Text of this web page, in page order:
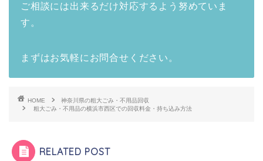
ご相談には出来るだけ対応するよう努めていま
す。
まずはお気軽にお問合せください。
HOME
神奈川県の粗大ごみ・不用品回収
粗大ごみ・不用品の横浜市西区での回収料金・持ち込み方法
RELATED POST